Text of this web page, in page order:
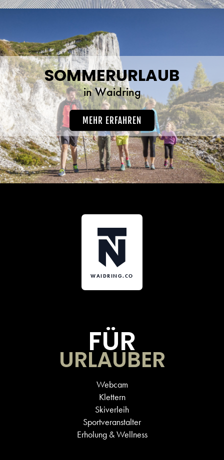
SOMMERURLAUB
in Waidring
MEHR ERFAHREN
WAIDRING.CO
FÜR
URLAUBER
Webcam
Klettern
Skiverleih
Sportveranstalter
Erholung & Wellness